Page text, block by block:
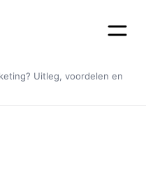
Uitleg, voordelen en